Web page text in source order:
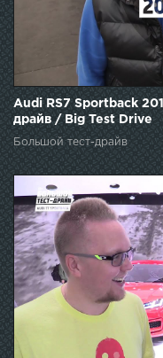
Audi RS7 Sportback
драйв / Big Test Drive
Большой тест-драйв